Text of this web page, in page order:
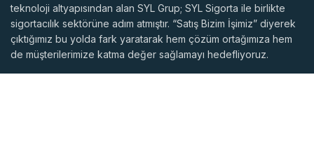
teknoloji altyapısından alan SYL Grup; SYL Sigorta ile birlikte
sigortacılık sektörüne adım atmıştır. “Satış Bizim İşimiz” diyerek
çıktığımız bu yolda fark yaratarak hem çözüm ortağımıza hem
de müşterilerimize katma değer sağlamayı hedefliyoruz.